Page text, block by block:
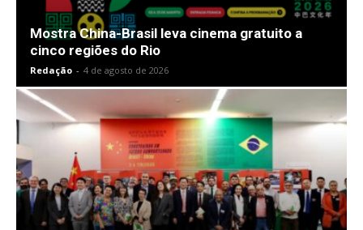
Mostra China-Brasil leva cinema gratuito a
cinco regiões do Rio
Redação - 4 de agosto de 2026